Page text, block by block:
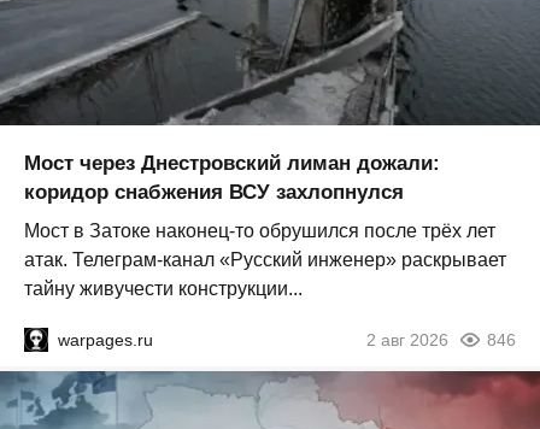
Мост через Днестровский лиман дожали:
коридор снабжения ВСУ захлопнулся
Мост в Затоке наконец-то обрушился после трёх лет
атак. Телеграм-канал «Русский инженер» раскрывает
тайну живучести конструкции...
warpages.ru 2 авг 2026 846